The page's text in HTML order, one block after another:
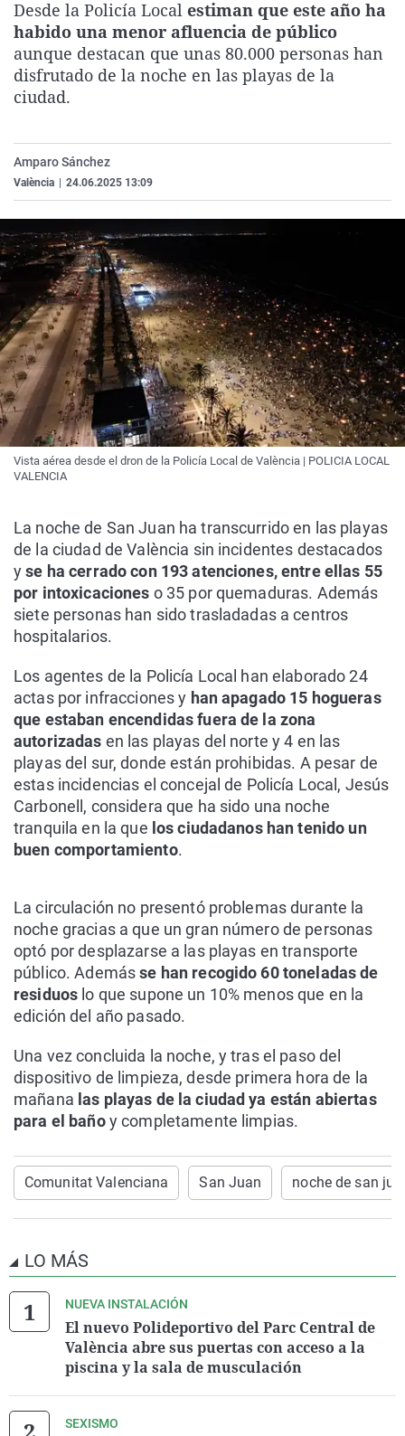
La rosa de los vientos
Gente viajera
Como el perro y el
Caso
Retornados
Equipo de
Extremadura
Galicia
La Rioja
País Vasco
Virales
Televisión
Elecciones
Desde la Policía Local estiman que este año ha
habido una menor afluencia de público
aunque destacan que unas 80.000 personas han
disfrutado de la noche en las playas de la
ciudad.
Amparo Sánchez
València 24.06.2025 13:09
Vista aérea desde el dron de la Policía Local de València | POLICIA LOCAL
VALENCIA
La noche de San Juan ha transcurrido en las playas
de la ciudad de València sin incidentes destacados
yse ha cerrado con 193 atenciones, entre ellas 55
por intoxicaciones o 35 por quemaduras. Además
siete personas han sido trasladadas a centros
hospitalarios.
Los agentes de la Policía Local han elaborado 24
actas por infracciones y han apagado 15 hogueras
que estaban encendidas fuera de la zona
autorizadas en las playas del norte y 4 en las
playas del sur, donde están prohibidas. A pesar de
estas incidencias el concejal de Policía Local, Jesús
Carbonell, considera que ha sido una noche
tranquila en la que los ciudadanos han tenido un
buen comportamiento.
La circulación no presentó problemas durante la
noche gracias a que un gran número de personas
optó por desplazarse a las playas en transporte
público. Ademásse han recogido 60 toneladas de
residuos lo que supone un 10% menos que en la
edición del año pasado.
Una vez concluida la noche, y tras el paso del
dispositivo de limpieza, desde primera hora de la
mañana las playas de la ciudad ya están abiertas
para el bañoy completamente limpias.
Comunitat Valenciana San Juan noche de san
LO MÁS
NUEVA INSTALACIÓN
El nuevo Polideportivo del Parc Central de
València abre sus puertas con acceso a la
piscina y la sala de musculación
SEXISMO